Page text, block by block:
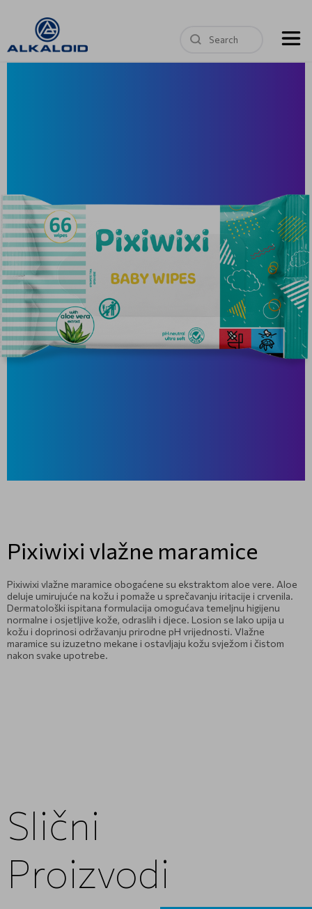
Pixiwixi vlažne maramice
Pixiwixi vlažne maramice obogaćene su ekstraktom aloe vere. Aloe
deluje umirujuće na kožu i pomaže u sprečavanju iritacije i crvenila.
Dermatološki ispitana formulacija omogućava temeljnu higijenu
normalne i osjetljive kože, odraslih i djece. Losion se lako upija u
kožu i doprinosi održavanju prirodne pH vrijednosti. Vlažne
maramice su izuzetno mekane i ostavljaju kožu svježom i čistom
nakon svake upotrebe.
Slični
Proizvodi